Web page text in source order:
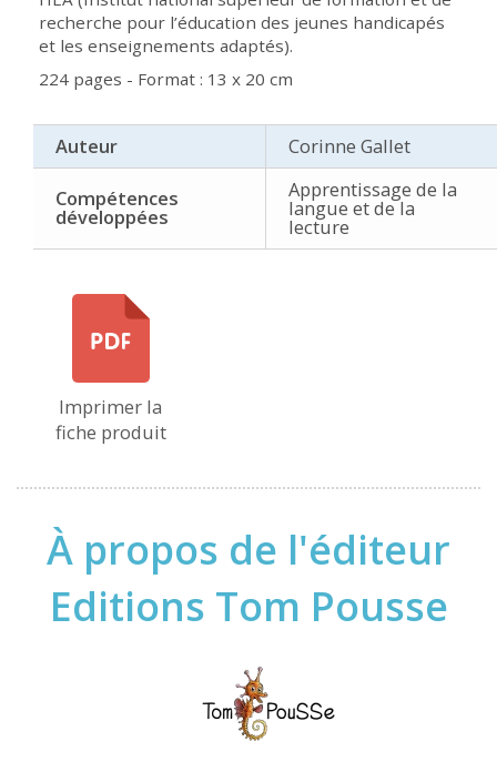
recherche pour l’éducation des jeunes handicapés
et les enseignements adaptés).
224 pages - Format : 13 x 20 cm
Auteur Corinne Gallet
Compétences
développées
Apprentissage de la
langue et de la
lecture
Imprimer la
fiche produit
À propos de l'éditeur
Editions Tom Pousse